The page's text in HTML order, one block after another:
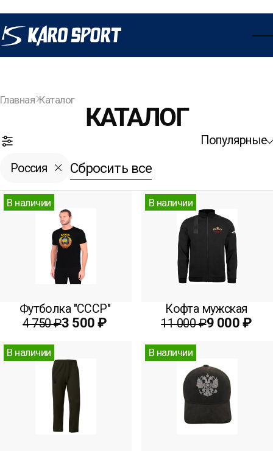
Главная Каталог
КАТАЛОГ
Россия Сбросить все
Открыть фильтры
Популярные
В наличии
Футболка "СССР"
4 750 ₽3 500 ₽
В наличии
Кофта мужская
11 000 ₽9 000 ₽
В наличии В наличии